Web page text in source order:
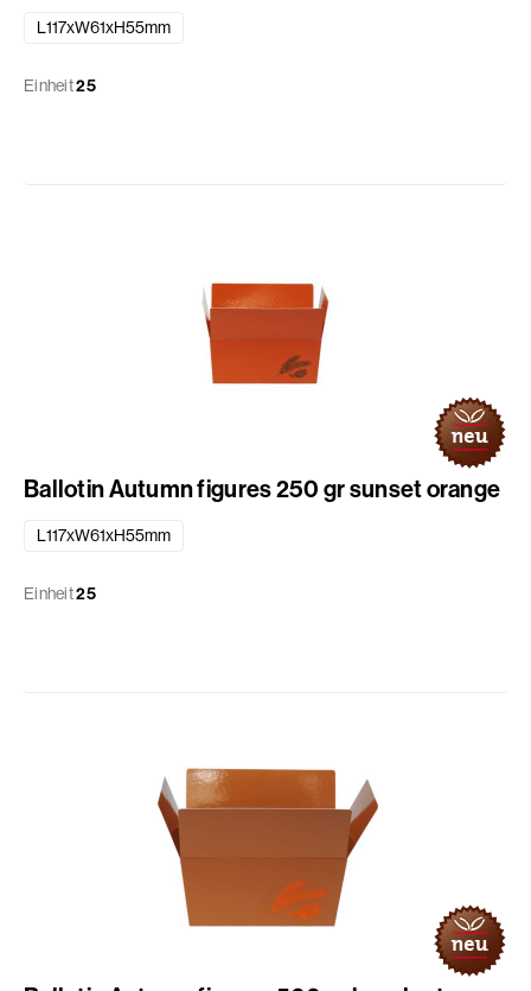
L117xW61xH55mm
Einheit25
Ballotin Autumn figures 250 gr sunset orange
L117xW61xH55mm
Einheit25